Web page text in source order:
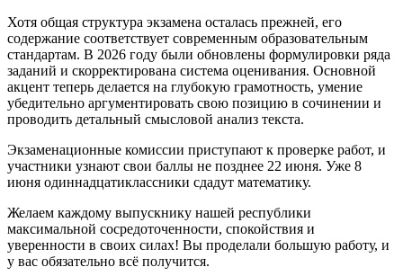
Хотя общая структура экзамена осталась прежней, его
содержание соответствует современным образовательным
стандартам. В 2026 году были обновлены формулировки ряда
заданий и скорректирована система оценивания. Основной
акцент теперь делается на глубокую грамотность, умение
убедительно аргументировать свою позицию в сочинении и
проводить детальный смысловой анализ текста.
Экзаменационные комиссии приступают к проверке работ, и
участники узнают свои баллы не позднее 22 июня. Уже 8
июня одиннадцатиклассники сдадут математику.
Желаем каждому выпускнику нашей республики
максимальной сосредоточенности, спокойствия и
уверенности в своих силах! Вы проделали большую работу, и
у вас обязательно всё получится.